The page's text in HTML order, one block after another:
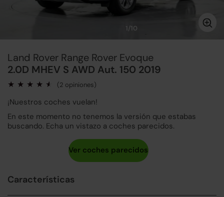
1/10
Land Rover Range Rover Evoque
2.0D MHEV S AWD Aut. 150 2019
(2 opiniones)
¡Nuestros coches vuelan!
En este momento no tenemos la versión que estabas
buscando. Echa un vistazo a coches parecidos.
Características